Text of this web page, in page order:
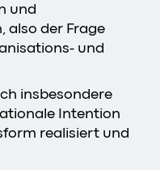
und
also der Frage
und
insbesondere
Intention
realisiert und